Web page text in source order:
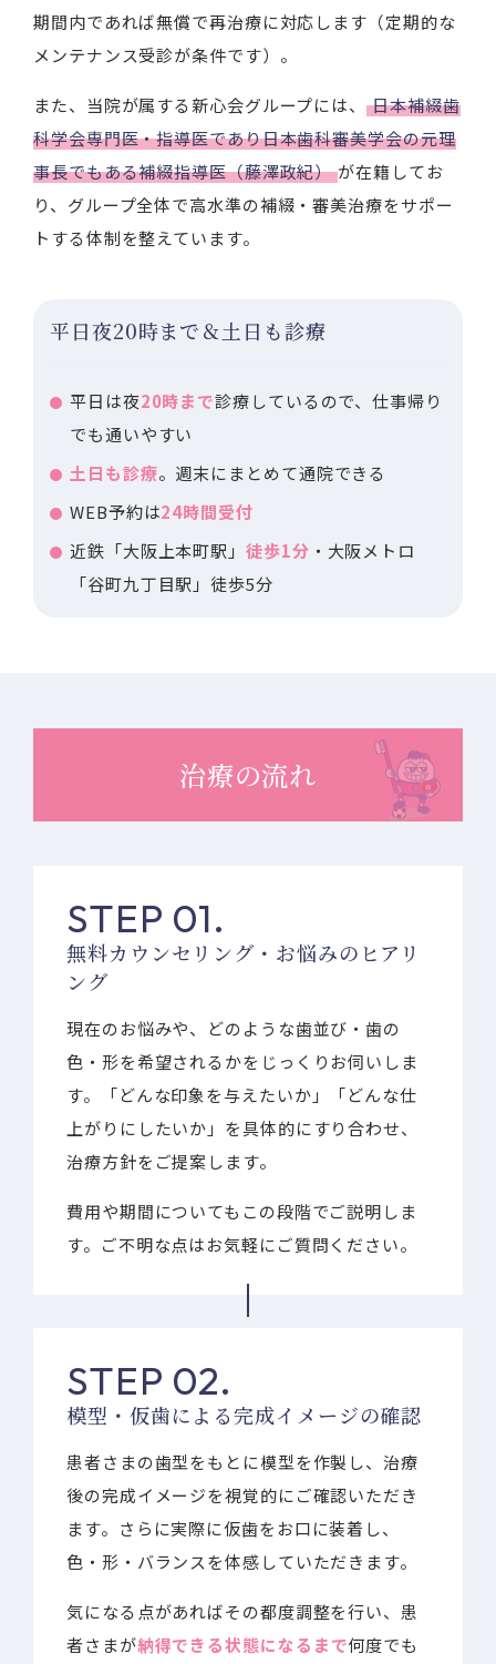
期間内であれば無償で再治療に対応します（定期的な
メンテナンス受診が条件です）。
また、当院が属する新心会グループには、 日本補綴歯
科学会専門医・指導医であり日本歯科審美学会の元理
事長でもある補綴指導医（藤澤政紀） が在籍してお
り、グループ全体で高水準の補綴・審美治療をサポー
トする体制を整えています。
平日夜20時まで＆土日も診療
平日は夜20時まで診療しているので、仕事帰り
でも通いやすい
土日も診療。週末にまとめて通院できる
WEB予約は24時間受付
近鉄「大阪上本町駅」 徒歩1分 ・大阪メトロ
「谷町九丁目駅」徒歩5分
治療の流れ
STEP 01.
無料カウンセリング・お悩みのヒアリ
ング
現在のお悩みや、どのような歯並び・歯の
色・形を希望されるかをじっくりお伺いしま
す。「どんな印象を与えたいか」「どんな仕
上がりにしたいか」を具体的にすり合わせ、
治療方針をご提案します。
費用や期間についてもこの段階でご説明しま
す。ご不明な点はお気軽にご質問ください。
STEP 02.
模型・仮歯による完成イメージの確認
患者さまの歯型をもとに模型を作製し、治療
後の完成イメージを視覚的にご確認いただき
ます。さらに実際に仮歯をお口に装着し、
色・形・バランスを体感していただきます。
気になる点があればその都度調整を行い、患
者さまが納得できる状態になるまで何度でも